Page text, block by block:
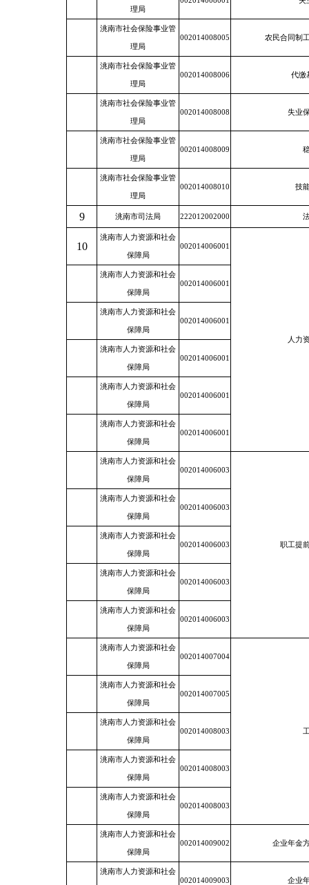
理局
洮南市社会保险事业管
理局
002014008005 农民合同制
洮南市社会保险事业管
理局
002014008006 代缴
洮南市社会保险事业管
理局
002014008008 失业
洮南市社会保险事业管
理局
002014008009
洮南市社会保险事业管
理局
002014008010 技
9 洮南市司法局 222012002000
10
洮南市人力资源和社会
保障局
002014006001
人力
洮南市人力资源和社会
保障局
002014006001
洮南市人力资源和社会
保障局
002014006001
洮南市人力资源和社会
保障局
002014006001
洮南市人力资源和社会
保障局
002014006001
洮南市人力资源和社会
保障局
002014006001
洮南市人力资源和社会
保障局
002014006003
职工提
洮南市人力资源和社会
保障局
002014006003
洮南市人力资源和社会
保障局
002014006003
洮南市人力资源和社会
保障局
002014006003
洮南市人力资源和社会
保障局
002014006003
洮南市人力资源和社会
保障局
002014007004
洮南市人力资源和社会
保障局
002014007005
洮南市人力资源和社会
保障局
002014008003
洮南市人力资源和社会
保障局
002014008003
洮南市人力资源和社会
保障局
002014008003
洮南市人力资源和社会
保障局
002014009002 企业年金
洮南市人力资源和社会
002014009003 企业